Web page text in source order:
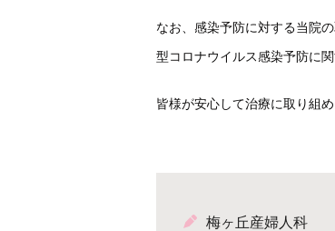
なお、感染予防に対する当院
型コロナウイルス感染予防に
皆様が安心して治療に取り組
梅ヶ丘産婦人科